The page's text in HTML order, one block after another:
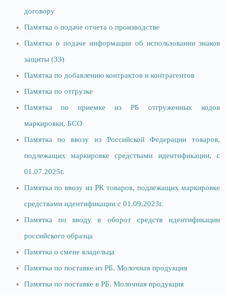
договору
Памятка о подаче отчета о производстве
Памятка о подаче информации об использовании знаков
защиты (ЗЗ)
Памятка по добавлению контрактов и контрагентов
Памятка по отгрузке
Памятка по приемке из РБ отгруженных кодов
маркировки, БСО
Памятка по ввозу из Российской Федерации товаров,
подлежащих маркировке средствами идентификации, с
01.07.2025г.
Памятка по ввозу из РК товаров, подлежащих маркировке
средствами идентификации с 01.09.2023г.
Памятка по вводу в оборот средств идентификации
российского образца
Памятка о смене владельца
Памятка по поставке из РБ. Молочная продукция
Памятка по поставке в РБ. Молочная продукция